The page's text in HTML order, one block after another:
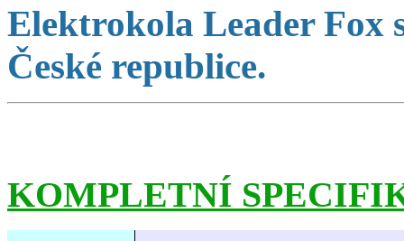
Elektrokola Leader Fox
České republice.
KOMPLETNÍ